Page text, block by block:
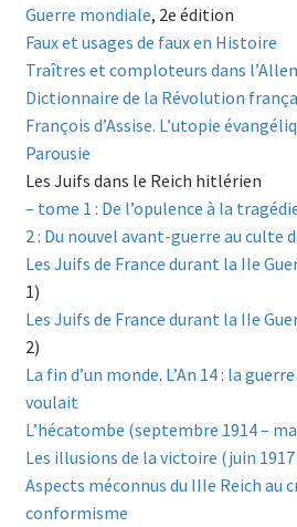
Guerre mondiale, 2e édition
Faux et usages de faux en Histoire
Traîtres et comploteurs dans
Dictionnaire de la Révolution
François d’Assise. L’utopie
Parousie
Les Juifs dans le Reich hitlérien
– tome 1 : De l’opulence à la
2 : Du nouvel avant-guerre au culte
Les Juifs de France durant la IIe
1)
Les Juifs de France durant la IIe
2)
La fin d’un monde. L’An 14 : la
voulait
L’hécatombe (septembre 1914 –
Les illusions de la victoire (juin
Aspects méconnus du IIIe Reich au
conformisme